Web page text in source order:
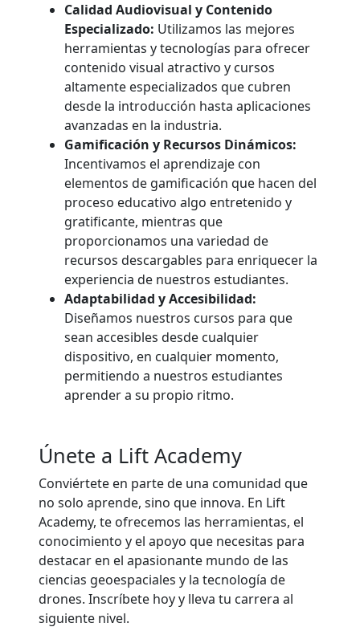
Calidad Audiovisual y Contenido
Especializado: Utilizamos las mejores
herramientas y tecnologías para ofrecer
contenido visual atractivo y cursos
altamente especializados que cubren
desde la introducción hasta aplicaciones
avanzadas en la industria.
Gamificación y Recursos Dinámicos:
Incentivamos el aprendizaje con
elementos de gamificación que hacen del
proceso educativo algo entretenido y
gratificante, mientras que
proporcionamos una variedad de
recursos descargables para enriquecer la
experiencia de nuestros estudiantes.
Adaptabilidad y Accesibilidad:
Diseñamos nuestros cursos para que
sean accesibles desde cualquier
dispositivo, en cualquier momento,
permitiendo a nuestros estudiantes
aprender a su propio ritmo.
Únete a Lift Academy
Conviértete en parte de una comunidad que
no solo aprende, sino que innova. En Lift
Academy, te ofrecemos las herramientas, el
conocimiento y el apoyo que necesitas para
destacar en el apasionante mundo de las
ciencias geoespaciales y la tecnología de
drones. Inscríbete hoy y lleva tu carrera al
siguiente nivel.